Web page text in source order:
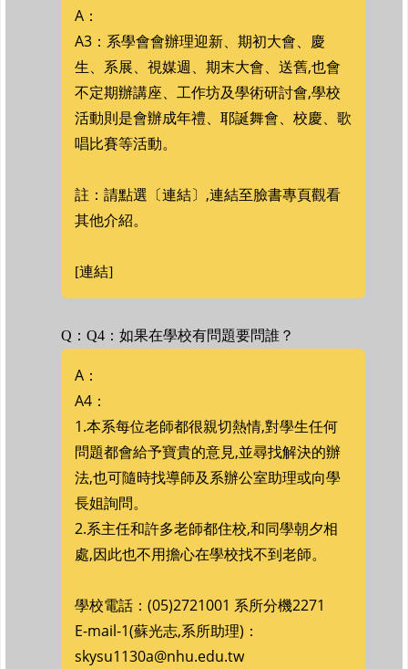
A：
A3：系學會會辦理迎新、期初大會、慶
生、系展、視媒週、期末大會、送舊,也會
不定期辦講座、工作坊及學術研討會,學校
活動則是會辦成年禮、耶誕舞會、校慶、歌
唱比賽等活動。
註：請點選〔連結〕,連結至臉書專頁觀看
其他介紹。
[連結]
Q：Q4：如果在學校有問題要問誰？
A：
A4：
1.本系每位老師都很親切熱情,對學生任何
問題都會給予寶貴的意見,並尋找解決的辦
法,也可隨時找導師及系辦公室助理或向學
長姐詢問。
2.系主任和許多老師都住校,和同學朝夕相
處,因此也不用擔心在學校找不到老師。
學校電話：(05)2721001 系所分機2271
E-mail-1(蘇光志,系所助理)：
skysu1130a@nhu.edu.tw